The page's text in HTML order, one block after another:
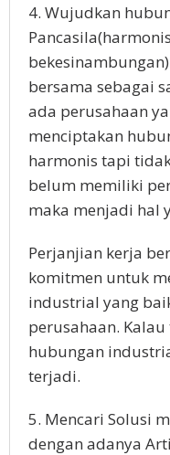
4. Wujudkan
bersama sebagai
ada perusahaan
menciptakan
harmonis tapi
belum memiliki
maka menjadi hal
Perjanjian kerja
komitmen untuk
industrial yang
perusahaan.
hubungan
terjadi.
5. Mencari Solusi
dengan adanya